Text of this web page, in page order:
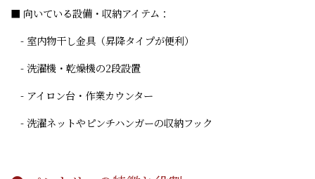
■ 向いている設備・収納アイテム：
- 室内物干し金具（昇降タイプが便利）
- 洗濯機・乾燥機の2段設置
- アイロン台・作業カウンター
- 洗濯ネットやピンチハンガーの収納フック